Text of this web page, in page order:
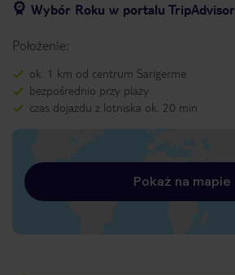
Wybór Roku w portalu TripAdvisor
Położenie:
ok. 1 km od centrum Sarigerme
bezpośrednio przy plaży
czas dojazdu z lotniska ok. 20 min
Pokaż na mapie